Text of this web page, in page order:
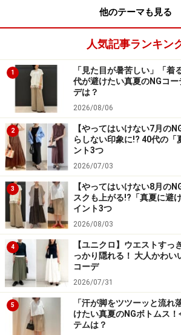
やグレージュ系のアイテムにパープ
せると、エレガントな雰囲気に仕上が
今年のトレンドでもあるベストをレイ
典：StyleHint
さらに、写真のように「コットンボ
ラウス」に、同じユニクロの「ケ
ト」をレイヤードするのもおすすめ。
続きトレンドのベストをプラスした
です。
そのベストからのぞく袖の部分がふ
め、通常のシャツをレイヤードした
た、女性ならではのおしゃれなバラ
ます。
オンオフ問わず着まわせそうなふん
切れ前に、ぜひチェックしてみてくだ
他のテーマも見る
人気記事ランキン
1
「見た目が暑苦しい」「着
代が避けたい真夏のNGコ
デは？
2026/08/06
2
【やってはいけない7月の
らしない印象に!? 40代の「
ント3つ
2026/07/03
3
【やってはいけない8月の
スクも上がる!?「真夏に避
イント3つ
2026/08/03
4
【ユニクロ】ウエストすっ
っかり隠れる！ 大人かわい
コーデ
2026/07/31
5
「汗が脚をツツーッと流れ
けたい真夏のNGボトムス
テムは？